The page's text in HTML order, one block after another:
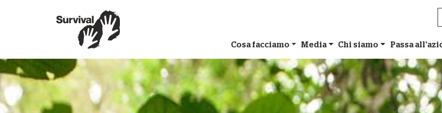
Cosa facciamo Media Chi siamo Passa